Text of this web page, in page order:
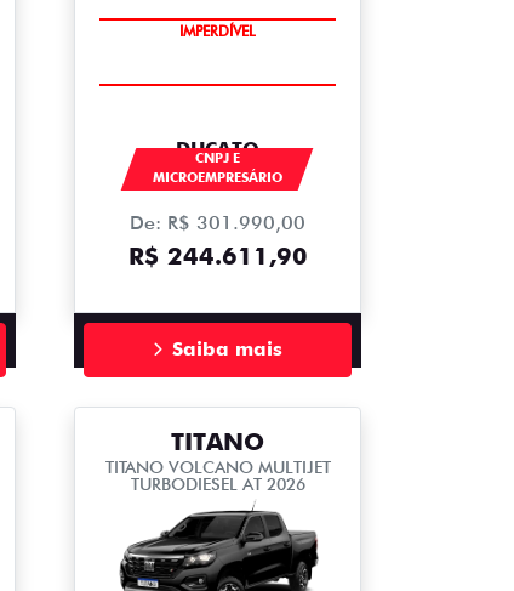
IMPERDÍVEL
DUCATO
CNPJ E
MICROEMPRESÁRIO
De: R$ 301.990,00
R$ 244.611,90
Saiba mais
TITANO
TITANO VOLCANO MULTIJET
TURBODIESEL AT 2026